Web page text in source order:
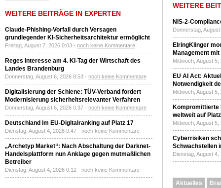
WEITERE BEITRÄGE IN EXPERTEN
Claude-Phishing-Vorfall durch Versagen
grundlegender KI-Sicherheitsarchitektur ermöglicht
Freitag, August 7, 2026 0:03 - noch keine Kommentare
Reges Interesse am 4. KI-Tag der Wirtschaft des
Landes Brandenburg
Donnerstag, August 6, 2026 8:53 - noch keine Kommentare
Digitalisierung der Schiene: TÜV-Verband fordert
Modernisierung sicherheitsrelevanter Verfahren
Donnerstag, August 6, 2026 0:37 - noch keine Kommentare
Deutschland im EU-Digitalranking auf Platz 17
Dienstag, August 4, 2026 0:47 - noch keine Kommentare
„Archetyp Market“: Nach Abschaltung der Darknet-
Handelsplattform nun Anklage gegen mutmaßlichen
Betreiber
Dienstag, August 4, 2026 0:12 - noch keine Kommentare
WEITERE
NIS-2-
Donnerstag,
ElringKlinger
Management
Mittwoch, August
EU AI Act:
Notwendigkeit
Mittwoch, August
Kompromittierte
weltweit auf
Mittwoch, August
Cyberrisiken
Schwachstellen
Dienstag, August
Aktuelles